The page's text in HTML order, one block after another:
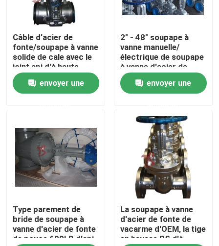
Au sujet de nous
Visite d'usine
Contrôle de qualité
nouvelles
Demandez une citation
Cast Valve Porte d'acier
Swing clapet
Câble d'acier de
fonte/soupape à vanne
solide de cale avec le
joint api d'à haute
fréquence de clapet
de dérivation/norme
DIN
envoyer une
2" - 48" soupape à
vanne manuelle/
électrique de soupape
à vanne d'acier de
fonte de la classe 150,
envoyer une
Type parement de
bride de soupape à
vanne d'acier de fonte
de pouce 600LB d'api
La soupape à vanne
d'acier de fonte de
vacarme d'OEM, la tige
en hausse RS d'à